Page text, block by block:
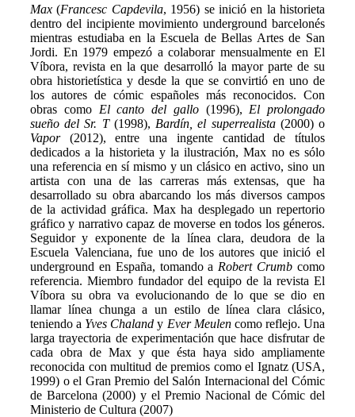
Max (Francesc Capdevila, 1956) se inició en la historieta
dentro del incipiente movimiento underground barcelonés
mientras estudiaba en la Escuela de Bellas Artes de San
Jordi. En 1979 empezó a colaborar mensualmente en El
Víbora, revista en la que desarrolló la mayor parte de su
obra historietística y desde la que se convirtió en uno de
los autores de cómic españoles más reconocidos. Con
obras como El canto del gallo(1996), El prolongado
sueño del Sr. T (1998), Bardín, el superrealista(2000) o
Vapor(2012), entre una ingente cantidad de títulos
dedicados a la historieta y la ilustración, Max no es sólo
una referencia en sí mismo y un clásico en activo, sino un
artista con una de las carreras más extensas, que ha
desarrollado su obra abarcando los más diversos campos
de la actividad gráfica. Max ha desplegado un repertorio
gráfico y narrativo capaz de moverse en todos los géneros.
Seguidor y exponente de la línea clara, deudora de la
Escuela Valenciana, fue uno de los autores que inició el
underground en España, tomando a Robert Crumb como
referencia. Miembro fundador del equipo de la revista El
Víbora su obra va evolucionando de lo que se dio en
llamar línea chunga a un estilo de línea clara clásico,
teniendo a Yves Chaland y Ever Meulencomo reflejo. Una
larga trayectoria de experimentación que hace disfrutar de
cada obra de Max y que ésta haya sido ampliamente
reconocida con multitud de premios como el Ignatz (USA,
1999) o el Gran Premio del Salón Internacional del Cómic
de Barcelona (2000) y el Premio Nacional de Cómic del
Ministerio de Cultura (2007)